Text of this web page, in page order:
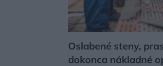
Oslabené steny,
dokonca nákladné